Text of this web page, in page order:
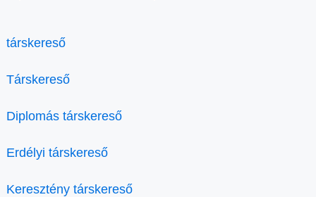
társkereső
Társkereső
Diplomás társkereső
Erdélyi társkereső
Keresztény társkereső